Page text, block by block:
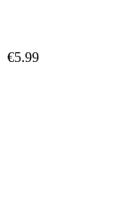
€5.99